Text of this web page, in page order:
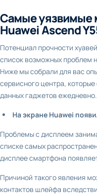
Самые уязвимые
Huawei Ascend
Потенциал прочности
список возможных проблем
Ниже мы собрали для вас
сервисного центра,
данных гаджетов ежедневно.
На экране Huawei
Проблемы с дисплеем
списке самых
дисплее смартфона
Причиной такого явления
контактов шлейфа